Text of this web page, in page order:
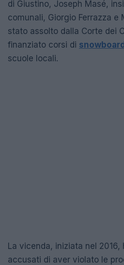
di Giustino, Joseph Masé,
comunali, Giorgio Ferrazza e
stato assolto dalla Corte dei
finanziato corsi di snowboard
scuole locali.
La vicenda, iniziata nel
accusati di aver violato le